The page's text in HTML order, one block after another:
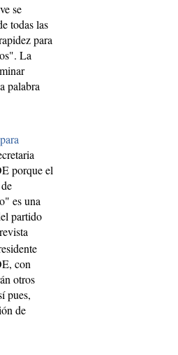
se
todas las
para
La
palabra
porque el
es una
partido
con
otros
pues,
de